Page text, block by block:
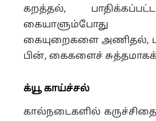
கறத்தல்,
கையாளும்போது
கையுறைகளை அணிதல்,
பின், கைகளைச் சுத்தமாகக்
க்யூ காய்ச்சல்
கால்நடைகளில்